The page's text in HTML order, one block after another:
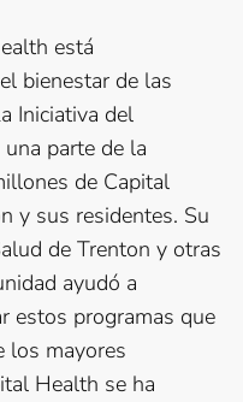
está
bienestar de las
Iniciativa del
parte de la
de Capital
y sus residentes. Su
de Trenton y otras
ayudó a
estos programas que
los mayores
Health se ha